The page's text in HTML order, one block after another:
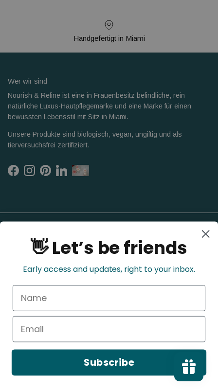
Handgefertigt in Miami
Wer wir sind
Nourish & Refine ist eine in Frauenbesitz befindliche, rein
natürliche Luxus-Hautpflegemarke und eine Marke für einen
bewussten Lebensstil mit Sitz in Miami.
Unsere Produkte sind biologisch, vegan, ungiftig und als
tierversuchsfrei zertifiziert.
FacebookInstagramPinterestLinkedIn
Land/Region
Powered by Shopify
👋 Let’s be friends
Early access and updates, right to your inbox.
Email
Subscribe